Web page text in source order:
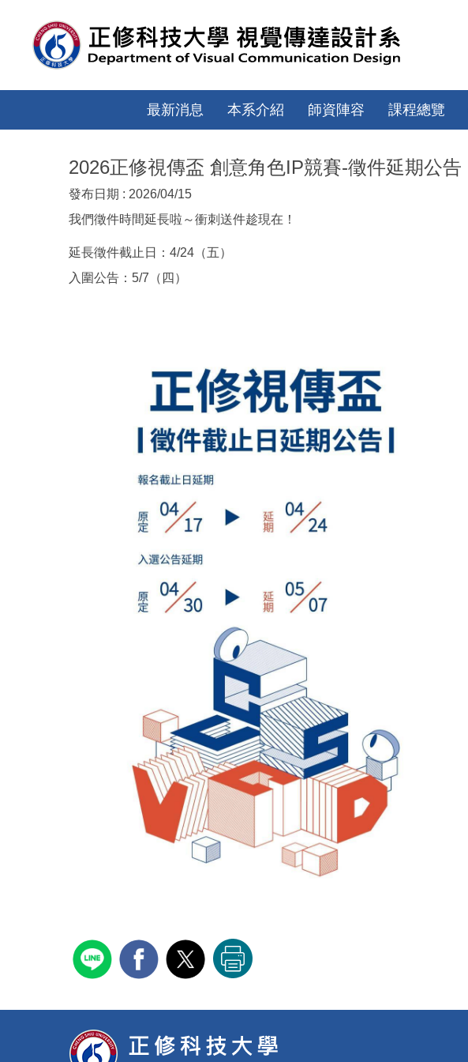
內
最新消息 本系介紹 師資陣容 課程總覽
2026正修視傳盃 創意角色IP競賽-徵件延期公告
發布日期 : 2026/04/15
我們徵件時間延長啦～衝刺送件趁現在！
延長徵件截止日：4/24（五）
入圍公告：5/7（四）